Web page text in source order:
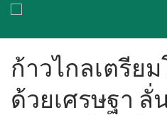
ก้าวไกลเตรีย
ด้วยเศรษฐา ลั่